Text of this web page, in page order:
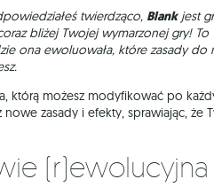
twierdząco, Blankjest
bliżej Twojej wymarzonej gry! To
ona ewoluowała, które zasady do
którą możesz modyfikować po
zasady i efekty, sprawiając, że